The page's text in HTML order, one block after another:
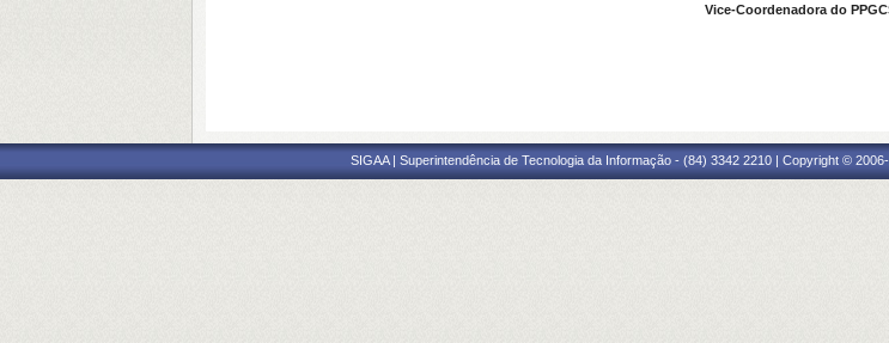
Vice-Coordenadora do
SIGAA | Superintendência de Tecnologia da Informação - (84) 3342 2210 | Copyright ©